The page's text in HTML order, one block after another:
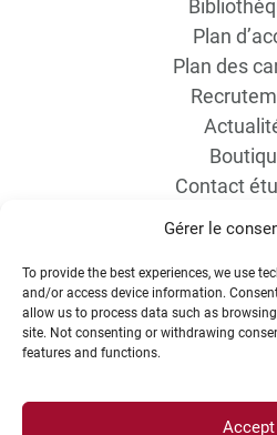
Gérer le
To provide the best experiences, we use
and/or access device information.
allow us to process data such as
site. Not consenting or withdrawing
features and functions.
Accept
Plan
Plan des
Contact